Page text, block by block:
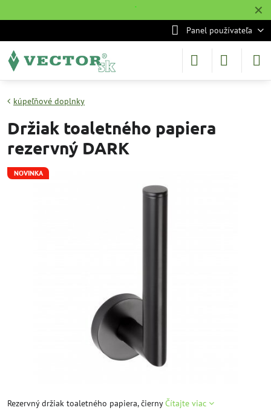
✕
˙
Panel používateľa
NOVINKA
kúpeľňové doplnky
Držiak toaletného papiera
rezervný DARK
Rezervný držiak toaletného papiera, čiernyČítajte viac